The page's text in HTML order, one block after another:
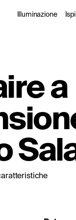
Illuminazione
Da
Studio
a